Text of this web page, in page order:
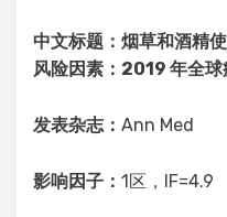
中文标题：烟草和酒精
风险因素：2019 年全
发表杂志： Ann Med
影响因子： 1区，IF=4.9